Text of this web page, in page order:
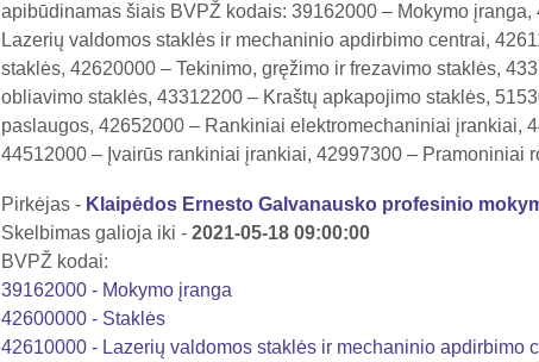
apibūdinamas šiais BVPŽ kodais: 39162000 – Mokymo
Lazerių valdomos staklės ir mechaninio apdirbimo centrai,
staklės, 42620000 – Tekinimo, gręžimo ir frezavimo staklės,
obliavimo staklės, 43312200 – Kraštų apkapojimo staklės,
paslaugos, 42652000 – Rankiniai elektromechaniniai įrankiai,
44512000 – Įvairūs rankiniai įrankiai, 42997300 – Pramoniniai
Pirkėjas - Klaipėdos Ernesto Galvanausko profesinio
Skelbimas galioja iki -2021-05-18 09:00:00
BVPŽ kodai:
39162000 - Mokymo įranga
42600000 - Staklės
42610000 - Lazerių valdomos staklės ir mechaninio apdirbimo